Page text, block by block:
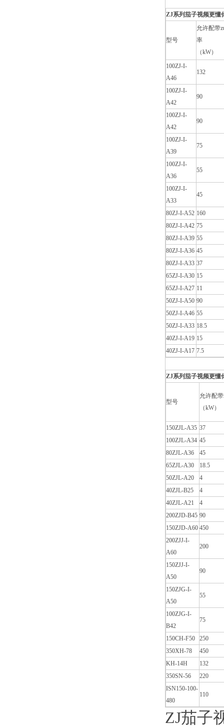
ZJ系列茄子视频更懂
型号
允许配带
率
（kW）
100ZJ-I-
A46
132
100ZJ-I-
A42
90
100ZJ-I-
A42
90
100ZJ-I-
A39
75
100ZJ-I-
A36
55
100ZJ-I-
A33
45
80ZJ-I-A52 160
80ZJ-I-A42 75
80ZJ-I-A39 55
80ZJ-I-A36 45
80ZJ-I-A33 37
65ZJ-I-A30 15
65ZJ-I-A27 11
50ZJ-I-A50 90
50ZJ-I-A46 55
50ZJ-I-A33 18.5
40ZJ-I-A19 15
40ZJ-I-A17 7.5
ZJ系列茄子视频更懂
型号
允许配
（kW）
150ZJL-A35 37
100ZJL-A34 45
80ZJL-A36
45
65ZJL-A30
18.5
50ZJL-A20
4
40ZJL-B25
4
40ZJL-A21
4
200ZJD-B45 90
150ZJD-A60 450
200ZJJ-I-
A60
200
150ZJJ-I-
A50
90
150ZJG-I-
A50
55
100ZJG-I-
B42
75
150CH-F50
250
350XH-78
450
KH-14H
132
350SN-56
220
ISN150-100-
480
110
ZJ茄子